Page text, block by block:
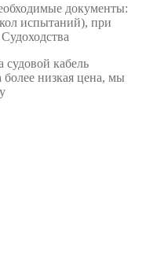
документы:
испытаний), при
судовой кабель
низкая цена, мы